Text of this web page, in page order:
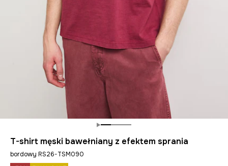
T-shirt męski bawełniany z efektem sprania
bordowy RS26-TSM090